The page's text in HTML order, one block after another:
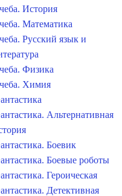
История
Математика
Русский язык и
Физика
Химия
Альтернативная
Боевик
Боевые роботы
Героическая
Детективная